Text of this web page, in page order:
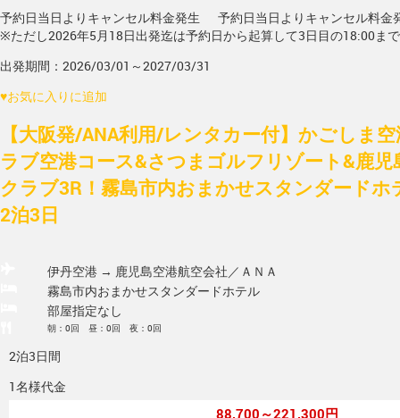
予約日当日よりキャンセル料金発生
予約日当日よりキャンセル料金
※ただし2026年5月18日出発迄は予約日から起算して3日目の18:00ま
出発期間：2026/03/01～2027/03/31
♥お気に入りに追加
【大阪発/ANA利用/レンタカー付】かごしま
ラブ空港コース&さつまゴルフリゾート&鹿
クラブ3R！霧島市内おまかせスタンダードホ
2泊3日
伊丹空港 → 鹿児島空港航空会社／ＡＮＡ
霧島市内おまかせスタンダードホテル
部屋指定なし
朝：0回 昼：0回 夜：0回
2泊3日間
1名様代金
88,700～221,300円